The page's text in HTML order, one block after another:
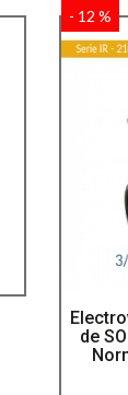
de
- 12 %